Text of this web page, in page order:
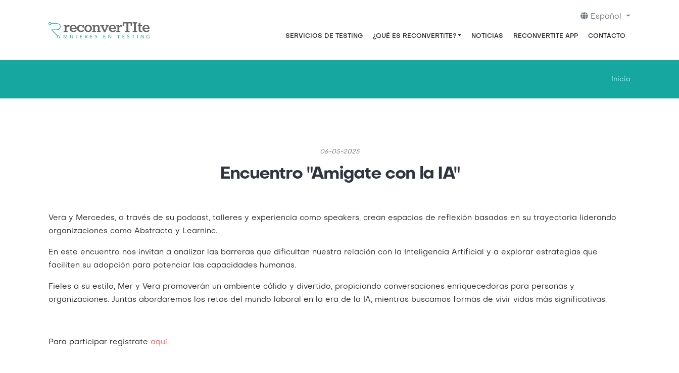
principal
Español
Navegación principal
SERVICIOS DE TESTING ¿QUÉ ES RECONVERTITE? NOTICIAS RECONVERTITE APP CONTACTO
Inicio
06-05-2025
Encuentro "Amigate con la IA"
Vera y Mercedes, a través de su podcast, talleres y experiencia como speakers, crean espacios de reflexión basados en su trayectoria liderando
organizaciones como Abstracta y Learninc.
En este encuentro nos invitan a analizar las barreras que dificultan nuestra relación con la Inteligencia Artificial y a explorar estrategias que
faciliten su adopción para potenciar las capacidades humanas.
Fieles a su estilo, Mer y Vera promoverán un ambiente cálido y divertido, propiciando conversaciones enriquecedoras para personas y
organizaciones. Juntas abordaremos los retos del mundo laboral en la era de la IA, mientras buscamos formas de vivir vidas más significativas.
Para participar registrate aquí.